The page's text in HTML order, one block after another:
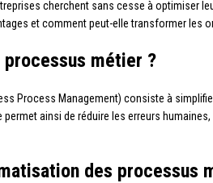
cherchent sans cesse à optimiser
et comment peut-elle transformer les
processus métier ?
Process Management) consiste à
ainsi de réduire les erreurs
des processus